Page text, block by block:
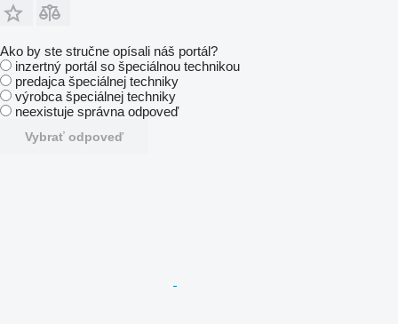
Ako by ste stručne opísali náš portál?
inzertný portál so špeciálnou technikou
predajca špeciálnej techniky
výrobca špeciálnej techniky
neexistuje správna odpoveď
Vybrať odpoveď